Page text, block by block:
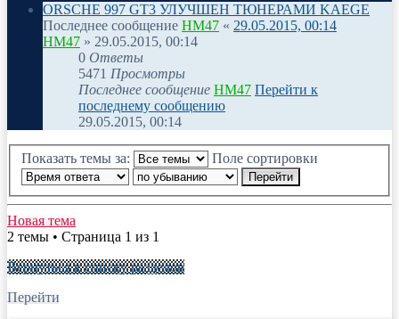
ORSCHE 997 GT3 УЛУЧШЕН ТЮНЕРАМИ KAEGE
Последнее сообщение HM47 « 29.05.2015, 00:14
HM47 » 29.05.2015, 00:14
0 Ответы
5471 Просмотры
Последнее сообщение HM47 Перейти к
последнему сообщению
29.05.2015, 00:14
Показать темы за: Поле сортировки
Новая тема
2 темы • Страница 1 из 1
Вернуться к списку разделов
Перейти